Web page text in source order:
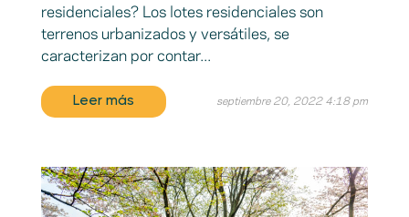
residenciales? Los lotes residenciales son
terrenos urbanizados y versátiles, se
caracterizan por contar...
Leer más septiembre 20, 2022 4:18 pm